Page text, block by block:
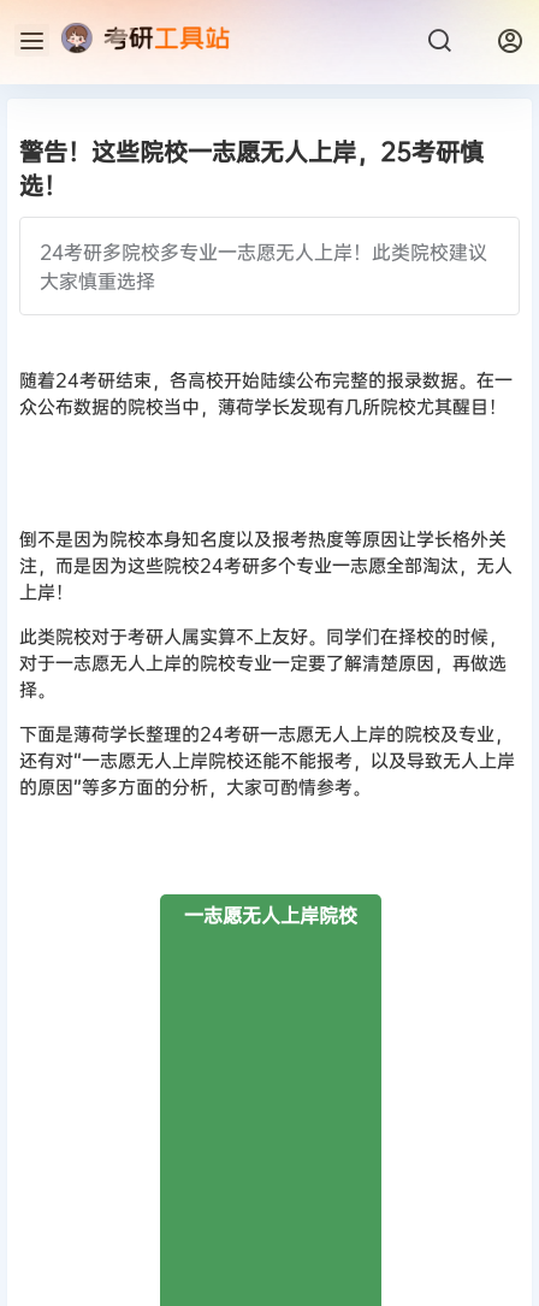
警告！这些院校一志愿无人上岸，25考研慎
选！
24考研多院校多专业一志愿无人上岸！此类院校建议
大家慎重选择
随着24考研结束，各高校开始陆续公布完整的报录数据。在一
众公布数据的院校当中，薄荷学长发现有几所院校尤其醒目！
倒不是因为院校本身知名度以及报考热度等原因让学长格外关
注，而是因为这些院校24考研多个专业一志愿全部淘汰，无人
上岸！
此类院校对于考研人属实算不上友好。同学们在择校的时候，
对于一志愿无人上岸的院校专业一定要了解清楚原因，再做选
择。
下面是薄荷学长整理的24考研一志愿无人上岸的院校及专业，
还有对“一志愿无人上岸院校还能不能报考，以及导致无人上岸
的原因”等多方面的分析，大家可酌情参考。
一志愿无人上岸院校